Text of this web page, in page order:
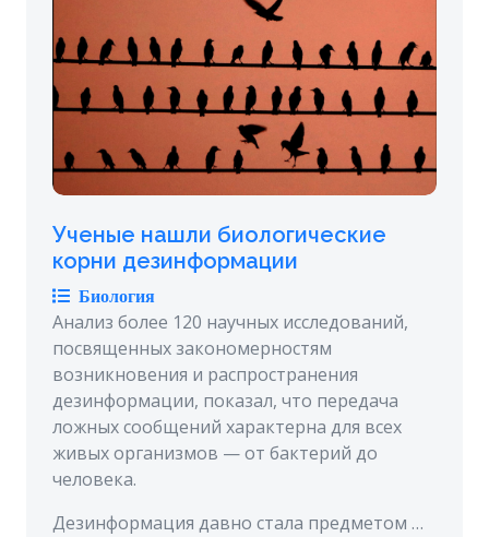
Ученые нашли биологические
корни дезинформации
Биология
Анализ более 120 научных исследований,
посвященных закономерностям
возникновения и распространения
дезинформации, показал, что передача
ложных сообщений характерна для всех
живых организмов — от бактерий до
человека.
Дезинформация давно стала предметом …